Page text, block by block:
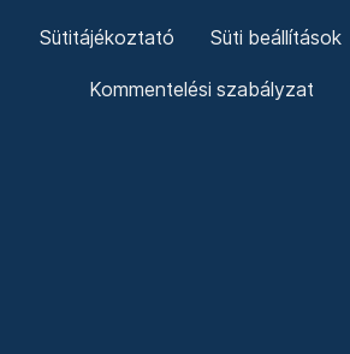
Sütitájékoztató Süti beállítások
Kommentelési szabályzat